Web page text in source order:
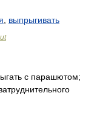
выпрыгивать
с парашютом;